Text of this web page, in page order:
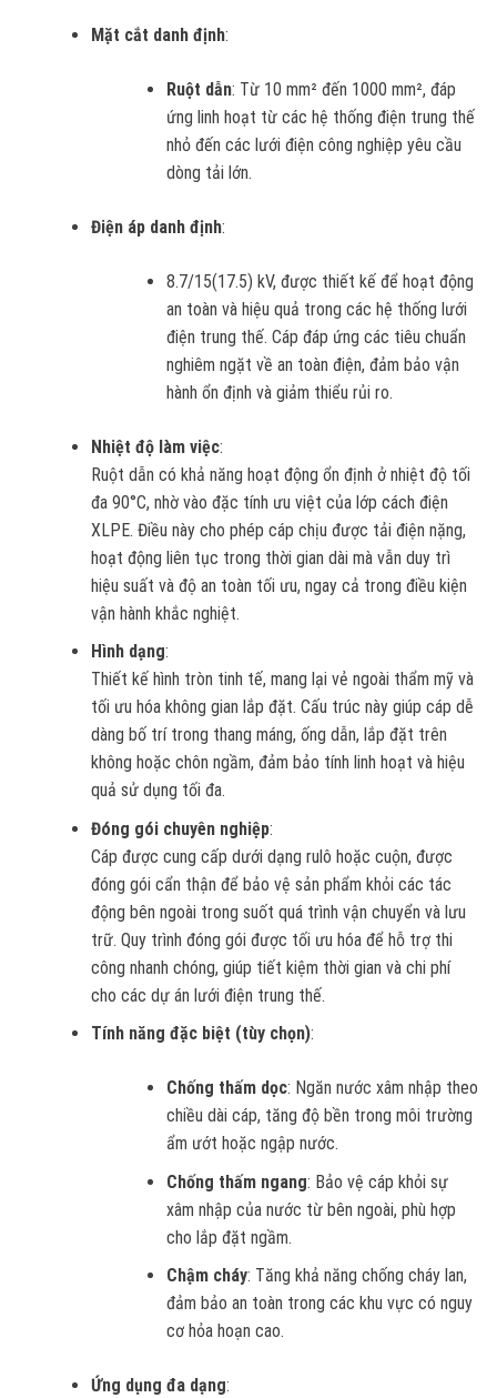
Mặt cắt danh định:
Ruột dẫn: Từ 10 mm² đến 1000 mm², đáp
ứng linh hoạt từ các hệ thống điện trung thế
nhỏ đến các lưới điện công nghiệp yêu cầu
dòng tải lớn.
Điện áp danh định:
8.7/15(17.5) kV, được thiết kế để hoạt động
an toàn và hiệu quả trong các hệ thống lưới
điện trung thế. Cáp đáp ứng các tiêu chuẩn
nghiêm ngặt về an toàn điện, đảm bảo vận
hành ổn định và giảm thiểu rủi ro.
Nhiệt độ làm việc:
Ruột dẫn có khả năng hoạt động ổn định ở nhiệt độ tối
đa 90°C, nhờ vào đặc tính ưu việt của lớp cách điện
XLPE. Điều này cho phép cáp chịu được tải điện nặng,
hoạt động liên tục trong thời gian dài mà vẫn duy trì
hiệu suất và độ an toàn tối ưu, ngay cả trong điều kiện
vận hành khắc nghiệt.
Hình dạng:
Thiết kế hình tròn tinh tế, mang lại vẻ ngoài thẩm mỹ và
tối ưu hóa không gian lắp đặt. Cấu trúc này giúp cáp dễ
dàng bố trí trong thang máng, ống dẫn, lắp đặt trên
không hoặc chôn ngầm, đảm bảo tính linh hoạt và hiệu
quả sử dụng tối đa.
Đóng gói chuyên nghiệp:
Cáp được cung cấp dưới dạng rulô hoặc cuộn, được
đóng gói cẩn thận để bảo vệ sản phẩm khỏi các tác
động bên ngoài trong suốt quá trình vận chuyển và lưu
trữ. Quy trình đóng gói được tối ưu hóa để hỗ trợ thi
công nhanh chóng, giúp tiết kiệm thời gian và chi phí
cho các dự án lưới điện trung thế.
Tính năng đặc biệt (tùy chọn):
Chống thấm dọc: Ngăn nước xâm nhập theo
chiều dài cáp, tăng độ bền trong môi trường
ẩm ướt hoặc ngập nước.
Chống thấm ngang: Bảo vệ cáp khỏi sự
xâm nhập của nước từ bên ngoài, phù hợp
cho lắp đặt ngầm.
Chậm cháy: Tăng khả năng chống cháy lan,
đảm bảo an toàn trong các khu vực có nguy
cơ hỏa hoạn cao.
Ứng dụng đa dạng: